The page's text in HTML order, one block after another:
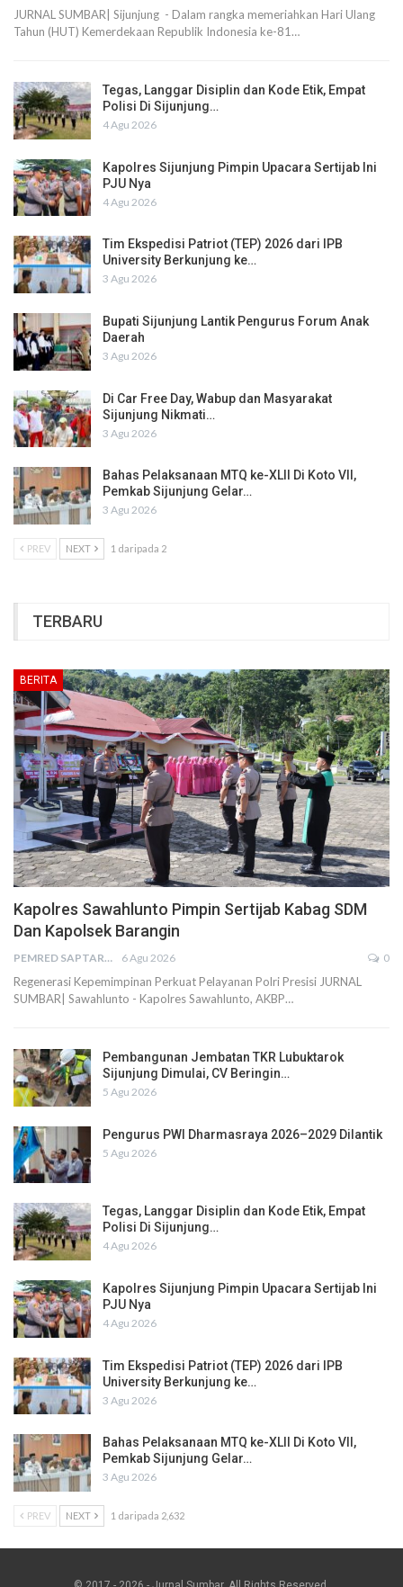
JURNAL SUMBAR| Sijunjung - Dalam rangka memeriahkan Hari Ulang
Tahun (HUT) Kemerdekaan Republik Indonesia ke-81…
Tegas, Langgar Disiplin dan Kode Etik, Empat
Polisi Di Sijunjung…
4 Agu 2026
Kapolres Sijunjung Pimpin Upacara Sertijab Ini
PJU Nya
4 Agu 2026
Tim Ekspedisi Patriot (TEP) 2026 dari IPB
University Berkunjung ke…
3 Agu 2026
Bupati Sijunjung Lantik Pengurus Forum Anak
Daerah
3 Agu 2026
Di Car Free Day, Wabup dan Masyarakat
Sijunjung Nikmati…
3 Agu 2026
Bahas Pelaksanaan MTQ ke-XLII Di Koto VII,
Pemkab Sijunjung Gelar…
3 Agu 2026
PREV NEXT 1 daripada 2
TERBARU
BERITA
Kapolres Sawahlunto Pimpin Sertijab Kabag SDM
Dan Kapolsek Barangin
PEMRED SAPTARIUS 6 Agu 2026 0
Regenerasi Kepemimpinan Perkuat Pelayanan Polri Presisi JURNAL
SUMBAR| Sawahlunto - Kapolres Sawahlunto, AKBP…
Pembangunan Jembatan TKR Lubuktarok
Sijunjung Dimulai, CV Beringin…
5 Agu 2026
Pengurus PWI Dharmasraya 2026–2029 Dilantik
5 Agu 2026
Tegas, Langgar Disiplin dan Kode Etik, Empat
Polisi Di Sijunjung…
4 Agu 2026
Kapolres Sijunjung Pimpin Upacara Sertijab Ini
PJU Nya
4 Agu 2026
Tim Ekspedisi Patriot (TEP) 2026 dari IPB
University Berkunjung ke…
3 Agu 2026
Bahas Pelaksanaan MTQ ke-XLII Di Koto VII,
Pemkab Sijunjung Gelar…
3 Agu 2026
PREV NEXT 1 daripada 2,632